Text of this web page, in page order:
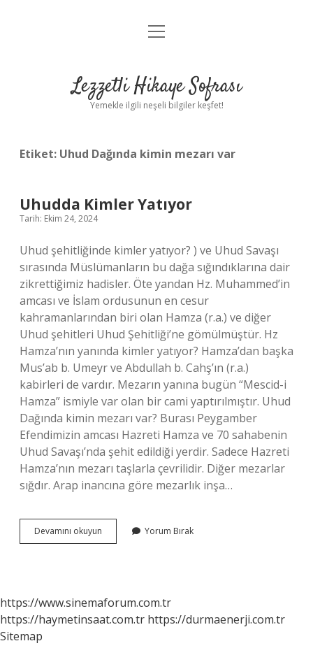
Anasayfa
Yasal Uyarı
menüyü
Lezzetli Hikaye Sofrası
Yemekle ilgili neşeli bilgiler keşfet!
Etiket: Uhud Dağında kimin mezarı var
Uhudda Kimler Yatıyor
Tarih: Ekim 24, 2024
Uhud şehitliğinde kimler yatıyor? ) ve Uhud Savaşı
sırasında Müslümanların bu dağa sığındıklarına dair
zikrettiğimiz hadisler. Öte yandan Hz. Muhammed’in
amcası ve İslam ordusunun en cesur
kahramanlarından biri olan Hamza (r.a.) ve diğer
Uhud şehitleri Uhud Şehitliği’ne gömülmüştür. Hz
Hamza’nın yanında kimler yatıyor? Hamza’dan başka
Mus’ab b. Umeyr ve Abdullah b. Cahş’ın (r.a.)
kabirleri de vardır. Mezarın yanına bugün “Mescid-i
Hamza” ismiyle var olan bir cami yaptırılmıştır. Uhud
Dağında kimin mezarı var? Burası Peygamber
Efendimizin amcası Hazreti Hamza ve 70 sahabenin
Uhud Savaşı’nda şehit edildiği yerdir. Sadece Hazreti
Hamza’nın mezarı taşlarla çevrilidir. Diğer mezarlar
sığdır. Arap inancına göre mezarlık inşa…
Devamını okuyun Uhudda
Kimler
Yorum Bırak
https://www.sinemaforum.com.tr
https://haymetinsaat.com.tr https://durmaenerji.com.tr
Sitemap